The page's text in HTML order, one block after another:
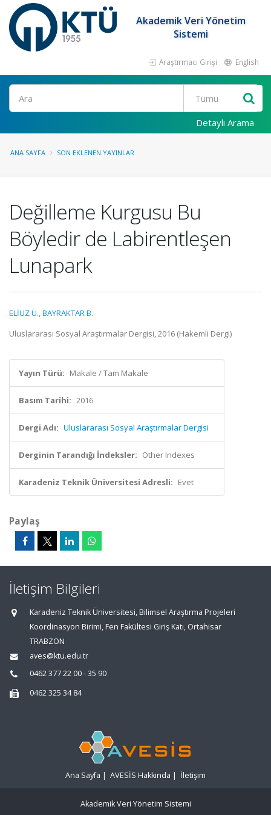
Akademik Veri Yönetim
Sistemi
Araştırmacı Girişi English
Ara
Detaylı Arama
ANA SAYFA SON EKLENEN YAYINLAR
Değilleme Kurgusu Bu
Böyledir de Labirentleşen
Lunapark
ELİUZ Ü.,BAYRAKTAR B.
Uluslararası Sosyal Araştırmalar Dergisi, 2016 (Hakemli Dergi)
Yayın Türü: Makale / Tam Makale
Basım Tarihi: 2016
Dergi Adı: Uluslararası Sosyal Araştırmalar Dergisi
Derginin Tarandığı İndeksler: Other Indexes
Karadeniz Teknik Üniversitesi Adresli: Evet
Paylaş
İletişim Bilgileri
Karadeniz Teknik Üniversitesi, Bilimsel Araştırma Projeleri
Koordinasyon Birimi, Fen Fakültesi Giriş Katı, Ortahisar
TRABZON
aves@ktu.edu.tr
0462 377 22 00 - 35 90
0462 325 34 84
Ana Sayfa | AVESİS Hakkında | İletişim
Akademik Veri Yönetim Sistemi